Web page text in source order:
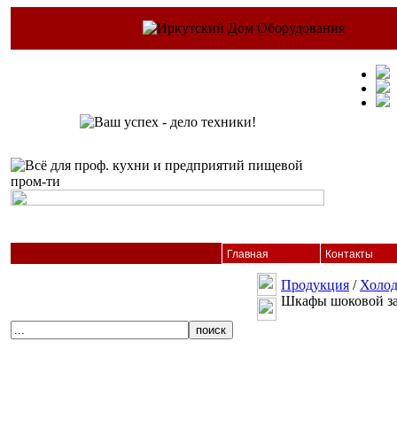
Главная Контакты
Продукция /
Шкафы шоковой